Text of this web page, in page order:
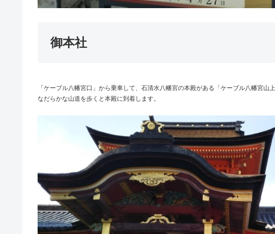
御本社
「ケーブル八幡宮口」から乗車して、石清水八幡宮の本殿がある「ケーブル八幡宮
なだらかな山道を歩くと本殿に到着します。